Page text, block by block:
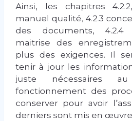
Ainsi, les chapitres
manuel qualité, 4.2.3
des documents, 4.2.4
maitrise des
plus des exigences. Il
tenir à jour les
juste nécessaires
fonctionnement des
conserver pour avoir
derniers sont mis en